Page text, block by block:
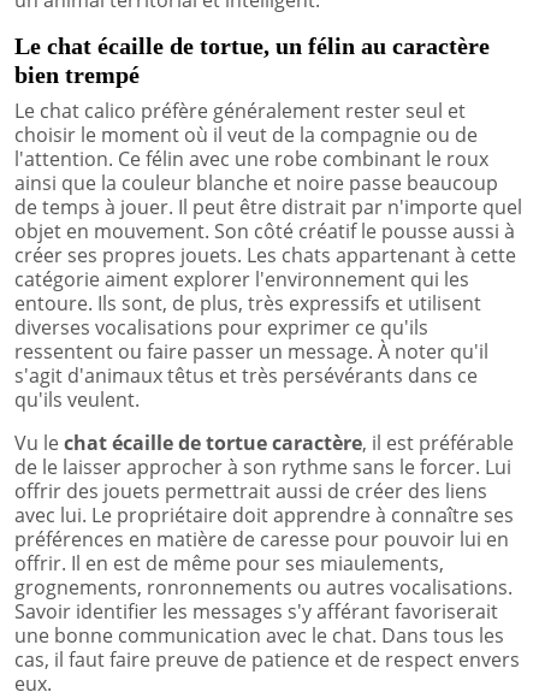
Le chat écaille de tortue, un félin au caractère
bien trempé
Le chat calico préfère généralement rester seul et
choisir le moment où il veut de la compagnie ou de
l'attention. Ce félin avec une robe combinant le roux
ainsi que la couleur blanche et noire passe beaucoup
de temps à jouer. Il peut être distrait par n'importe quel
objet en mouvement. Son côté créatif le pousse aussi à
créer ses propres jouets. Les chats appartenant à cette
catégorie aiment explorer l'environnement qui les
entoure. Ils sont, de plus, très expressifs et utilisent
diverses vocalisations pour exprimer ce qu'ils
ressentent ou faire passer un message. À noter qu'il
s'agit d'animaux têtus et très persévérants dans ce
qu'ils veulent.
Vu lechat écaille de tortue caractère, il est préférable
de le laisser approcher à son rythme sans le forcer. Lui
offrir des jouets permettrait aussi de créer des liens
avec lui. Le propriétaire doit apprendre à connaître ses
préférences en matière de caresse pour pouvoir lui en
offrir. Il en est de même pour ses miaulements,
grognements, ronronnements ou autres vocalisations.
Savoir identifier les messages s'y afférant favoriserait
une bonne communication avec le chat. Dans tous les
cas, il faut faire preuve de patience et de respect envers
eux.